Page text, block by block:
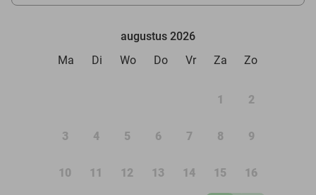
augustus 2026
Ma
Di Wo Do Vr Za Zo
1 2
3 4 5 6 7 8 9
10 11 12 13 14 15 16